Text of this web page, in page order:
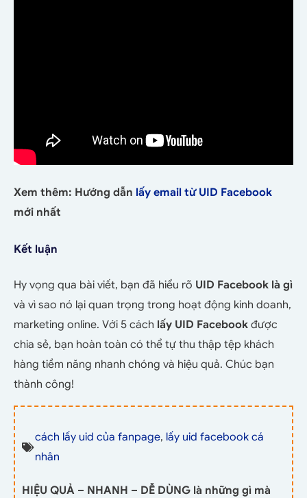
Xem thêm: Hướng dẫn lấy email từ UID Facebook
mới nhất
Kết luận
Hy vọng qua bài viết, bạn đã hiểu rõ UID Facebook là gì
và vì sao nó lại quan trọng trong hoạt động kinh doanh,
marketing online. Với 5 cách lấy UID Facebook được
chia sẻ, bạn hoàn toàn có thể tự thu thập tệp khách
hàng tiềm năng nhanh chóng và hiệu quả. Chúc bạn
thành công!
cách lấy uid của fanpage, lấy uid facebook cá
nhân
HIỆU QUẢ – NHANH – DỄ DÙNG là những gì mà